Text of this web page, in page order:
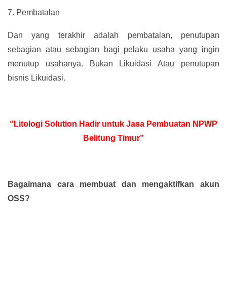
7. Pembatalan
Dan yang terakhir adalah pembatalan, penutupan
sebagian atau sebagian bagi pelaku usaha yang ingin
menutup usahanya. Bukan Likuidasi Atau penutupan
bisnis Likuidasi.
“Litologi Solution Hadir untuk Jasa Pembuatan NPWP
Belitung Timur”
Bagaimana cara membuat dan mengaktifkan akun
OSS?